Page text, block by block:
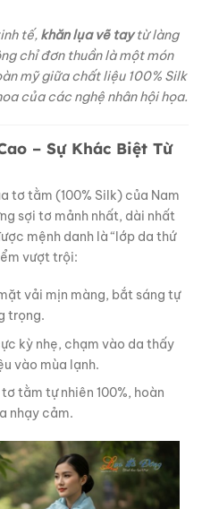
tế, khăn lụa vẽ taytừ làng
chỉ đơn thuần là một món
mỹ giữa chất liệu 100% Silk
của các nghệ nhân hội họa.
– Sự Khác Biệt Từ
tơ tằm (100% Silk) của Nam
sợi tơ mảnh nhất, dài nhất
mệnh danh là “lớp da thứ
vượt trội:
vải mịn màng, bắt sáng tự
trọng.
kỳ nhẹ, chạm vào da thấy
vào mùa lạnh.
tằm tự nhiên 100%, hoàn
nhạy cảm.